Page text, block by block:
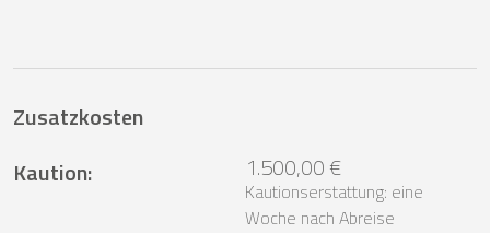
Zusatzkosten
Kaution: 1.500,00 €
Kautionserstattung: eine
Woche nach Abreise